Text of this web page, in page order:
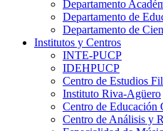
Departamento
Departamento de
Departamento de
Institutos y Centros
INTE-PUCP
IDEHPUCP
Centro de Estudios
Instituto Riva-Agüero
Centro de Educación
Centro de Análisis y